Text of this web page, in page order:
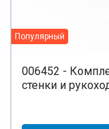
Популярный
006452 -
стенки и